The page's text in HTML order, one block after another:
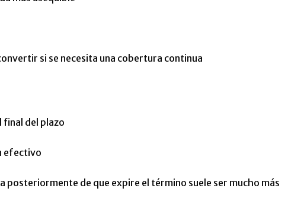
si se necesita una cobertura continua
final del plazo
efectivo
posteriormente de que expire el término suele ser mucho más